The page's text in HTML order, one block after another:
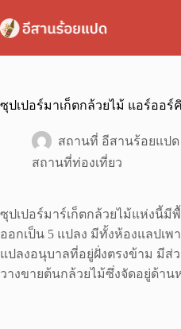
to
content
ซุปเปอร์มาเก็ตกล้วยไม้ แอร์ออร์
สถานที่ อีสานร้อยแปด
สถานที่ท่องเที่ยว
ซุปเปอร์มาร์เก็ตกล้วยไม้แห่งนี้มี
ออกเป็น 5 แปลง มีทั้งห้องแลปเ
แปลงอนุบาลที่อยู่ฝั่งตรงข้าม มีส่
วางขายต้นกล้วยไม้ซึ่งจัดอยู่ด้าน